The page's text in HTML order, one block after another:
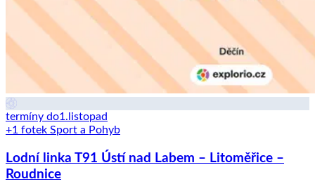
termíny do1. listopad
+1 fotek Sport a Pohyb
Lodní linka T91 Ústí nad Labem – Litoměřice –
Roudnice